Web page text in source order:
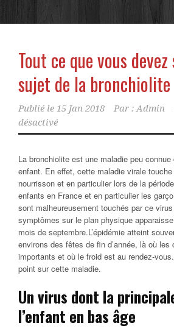
Tout ce que vous
sujet de la bronchiolite
Publié le 15 Jan 2018 Par : Admin
désactivé
La bronchiolite est une maladie peu
enfant. En effet, cette maladie virale
nourrisson et en particulier lors de la
enfants en France et en particulier les
sont malheureusement touchés par ce
symptômes sur le plan physique
mois de septembre.L’épidémie atteint
environs des fêtes de fin d’année, là où
importants et où le froid est au rendez-
point sur cette maladie.
Un virus dont la
l’enfant en bas âge